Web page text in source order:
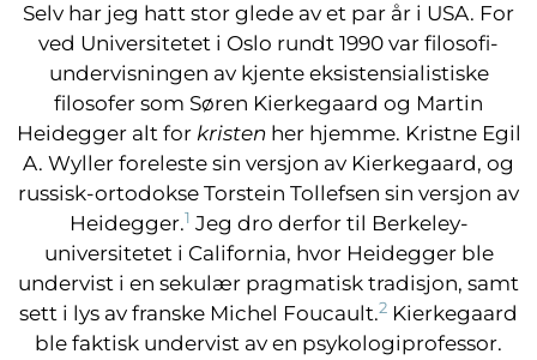
Selv har jeg hatt stor glede av et par år i USA. For
ved Universitetet i Oslo rundt 1990 var filosofi-
undervisningen av kjente eksistensialistiske
filosofer som Søren Kierkegaard og Martin
Heidegger alt for kristen her hjemme. Kristne Egil
A. Wyller foreleste sin versjon av Kierkegaard, og
russisk-ortodokse Torstein Tollefsen sin versjon av
Heidegger.1 Jeg dro derfor til Berkeley-
universitetet i California, hvor Heidegger ble
undervist i en sekulær pragmatisk tradisjon, samt
sett i lys av franske Michel Foucault.2 Kierkegaard
ble faktisk undervist av en psykologiprofessor.